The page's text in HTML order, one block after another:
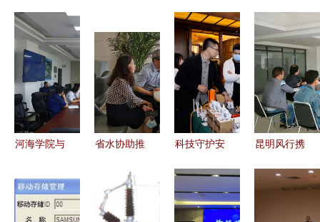
河海学院与
第五工程举
行党建联盟
省水协助推
元阳水厂友
好结对交流
科技守护安
全科技创新
昆明风行携
集团西南勘